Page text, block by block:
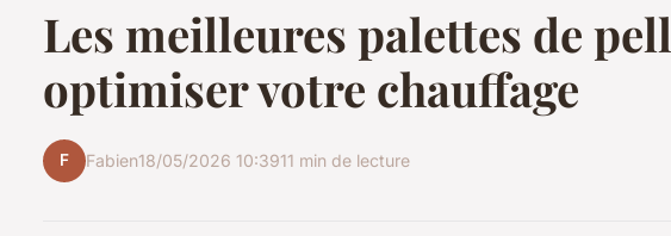
Les meilleures palettes de
optimiser votre chauffage
F Fabien18/05/2026 10:3911 min de lecture